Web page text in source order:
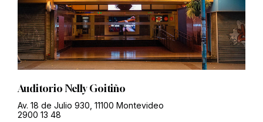
Auditorio Nelly Goitiño
Av. 18 de Julio 930, 11100 Montevideo
2900 13 48